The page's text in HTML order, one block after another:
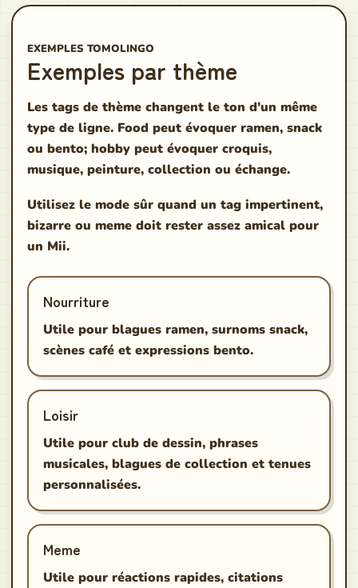
EXEMPLES TOMOLINGO
Exemples par thème
Les tags de thème changent le ton d'un même
type de ligne. Food peut évoquer ramen, snack
ou bento; hobby peut évoquer croquis,
musique, peinture, collection ou échange.
Utilisez le mode sûr quand un tag impertinent,
bizarre ou meme doit rester assez amical pour
un Mii.
Nourriture
Utile pour blagues ramen, surnoms snack,
scènes café et expressions bento.
Loisir
Utile pour club de dessin, phrases
musicales, blagues de collection et tenues
personnalisées.
Meme
Utile pour réactions rapides, citations